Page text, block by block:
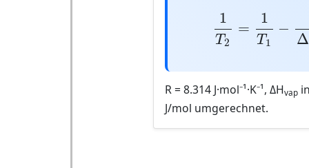
1
T2
=
1
T1
−
Δ
1T T1
R = 8.314 J·mol⁻¹·K⁻¹, ΔHvap
J/mol umgerechnet.